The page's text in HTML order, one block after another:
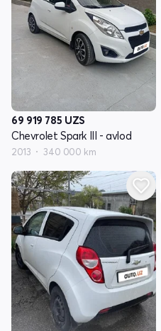
69 919 785 UZS
Chevrolet Spark III - avlod
2013 340 000 km